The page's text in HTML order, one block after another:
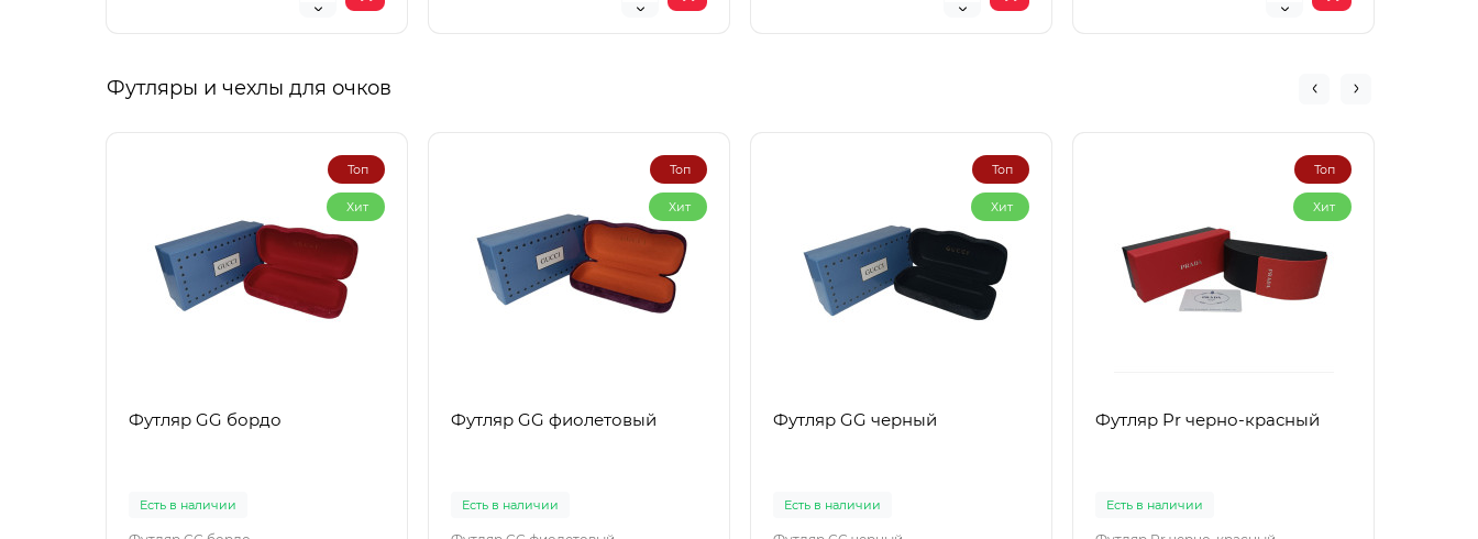
Футляры и чехлы для очков
Топ
Хит
Футляр GG бордо
Есть в наличии
Топ
Хит
Футляр GG фиолетовый
Есть в наличии
Топ
Хит
Футляр GG черный
Есть в наличии
Топ
Хит
Футляр Pr черно-красный
Есть в наличии